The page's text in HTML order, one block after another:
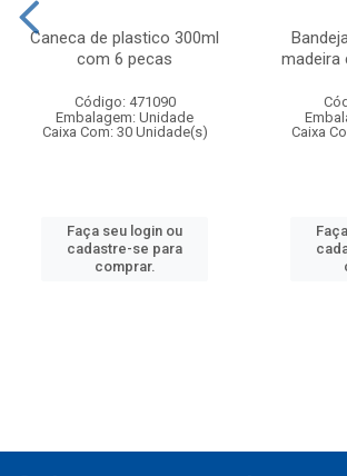
Caneca de plastico 300ml
com 6 pecas
Código: 471090
Embalagem: Unidade
Caixa Com: 30 Unidade(s)
Faça seu login ou
cadastre-se para
comprar.
madeira
Caixa